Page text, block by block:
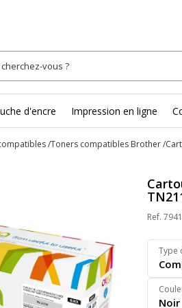
d'encre Impression en ligne
Toners compatibles Brother
Ref.
Type
Noir